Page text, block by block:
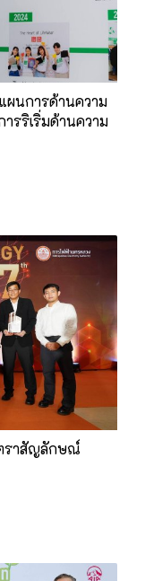
ผนการด้านความ
รริเริ่มด้านความ
ราสัญลักษณ์